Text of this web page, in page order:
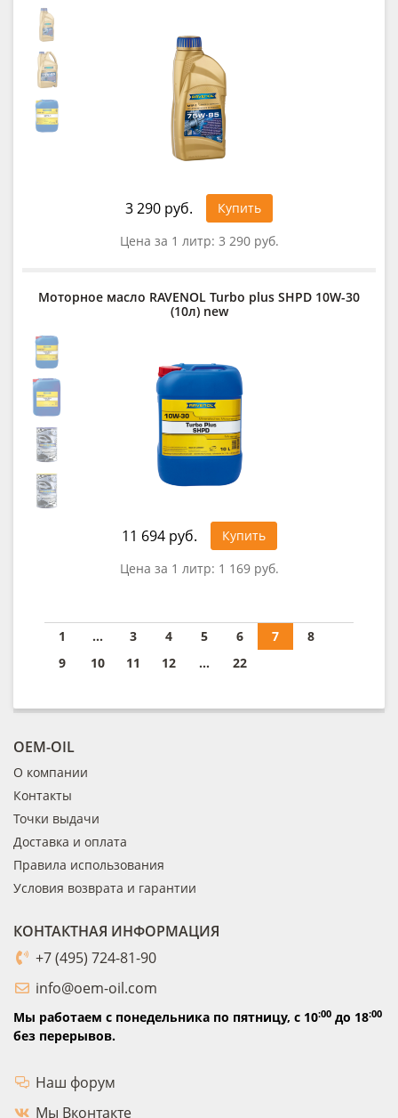
3 290 руб.
Купить
Цена за 1 литр: 3 290 руб.
Моторное масло RAVENOL Turbo plus SHPD 10W-30
(10л) new
11 694 руб.
Купить
Цена за 1 литр: 1 169 руб.
1 ... 3 4 5 6 7
8
9
10 11 12 ... 22
OEM-OIL
О компании
Контакты
Точки выдачи
Доставка и оплата
Правила использования
Условия возврата и гарантии
КОНТАКТНАЯ ИНФОРМАЦИЯ
+7 (495) 724-81-90
info@oem-oil.com
Мы работаем с понедельника по пятницу, с 10:00 до 18:00
без перерывов.
Наш форум
Мы Вконтакте